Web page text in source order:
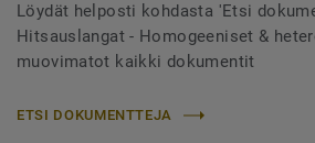
Löydät helposti kohdasta 'Etsi
Hitsauslangat - Homogeeniset &
muovimatot kaikki dokumentit
ETSI DOKUMENTTEJA